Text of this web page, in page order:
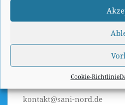
Cookie-Richtlinie
Sanitärtechnik Nord
Telefon: 038 203 / 421 26
Telefax: 038 203 / 421 27
kontakt@sani-nord.de